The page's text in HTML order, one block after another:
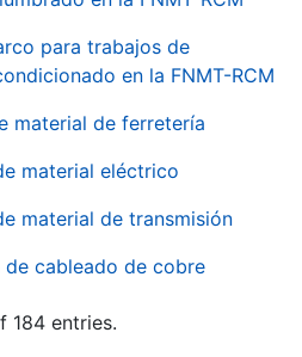
para trabajos de
en la FNMT-RCM
material de ferretería
material eléctrico
material de transmisión
de cableado de cobre
184 entries.